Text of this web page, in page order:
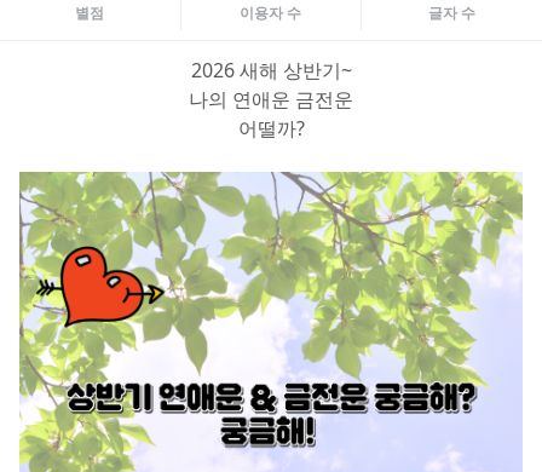
별점 이용자 수 글자 수
2026 새해 상반기~
나의 연애운 금전운
어떨까?